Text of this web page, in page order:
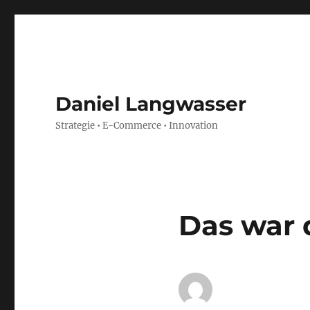
Daniel Langwasser
Strategie • E-Commerce • Innovation
Das war